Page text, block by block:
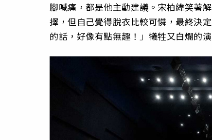
腳喊痛，都是他主動建議。宋柏緯笑著
擇，但自己覺得脫衣比較可憐，最終決
的話，好像有點無趣！」犧牲又白爛的